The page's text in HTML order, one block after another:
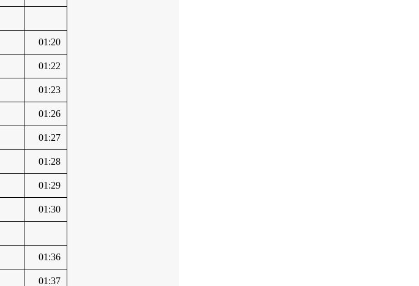
01:20
01:22
01:23
01:26
01:27
01:28
01:29
01:30
01:36
01:37